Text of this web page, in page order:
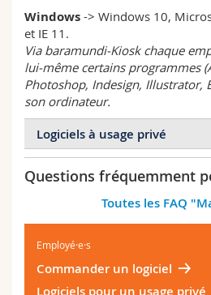
MyUnifr
Windows -> Windows 10,
et IE 11.
Via baramundi-Kiosk chaque
lui-même certains programmes
Photoshop, Indesign, Illustrator,
son ordinateur.
Logiciels à usage privé
Attention : Le Support Center
de support pour les logiciels et
même si ces derniers sont
en relation avec l’Université.
Pour les employé·e·s
Les employé·e·s de
pas les tiers, ni les professeurs
Questions fréquemment
Toutes les FAQ
Employé·e·s
Commander un logiciel
Logiciels pour un usage privé